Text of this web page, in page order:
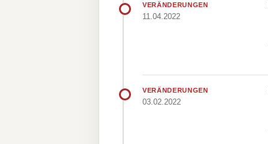
VERÄNDERUNGEN
11.04.2022
VERÄNDERUNGEN
03.02.2022